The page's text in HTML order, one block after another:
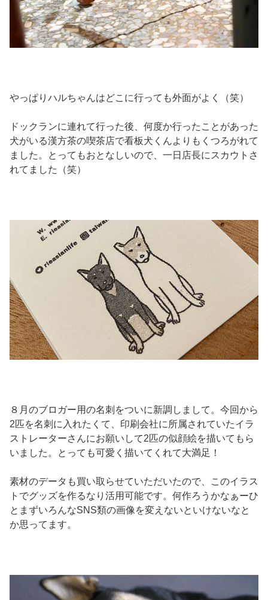
やっぱりハルちゃんはどこに行っても外面がよく（笑）
ドックランに連れて行った後、何度か行ったことがあった
犬がいる漢方茶の喫茶店で看板犬くんよりもくつろがれて
ました。とってもおとなしいので、一日店長にスカウトさ
れてました（笑）
８月のブロガー用の名刺をついに新調しまして。今回から
2匹を名刺に入れたくて、印刷会社に所属されていたイラ
ストレーターさんにお願いして2匹の似顔絵を描いてもら
いました。とっても可愛く描いてくれて大満足！
素材のデータも買い取らせていただいたので、このイラス
トでグッズを作るなり活用可能です。何作ろうかなぁーひ
とまずいろんなSNS類の画像を変えないといけないなと
か思ってます。